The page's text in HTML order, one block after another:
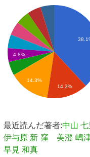
4.8%
14.3%
14.3%
最近読んだ著者:中山 七
伊与原 新 窪 美澄 嶋
早見 和真